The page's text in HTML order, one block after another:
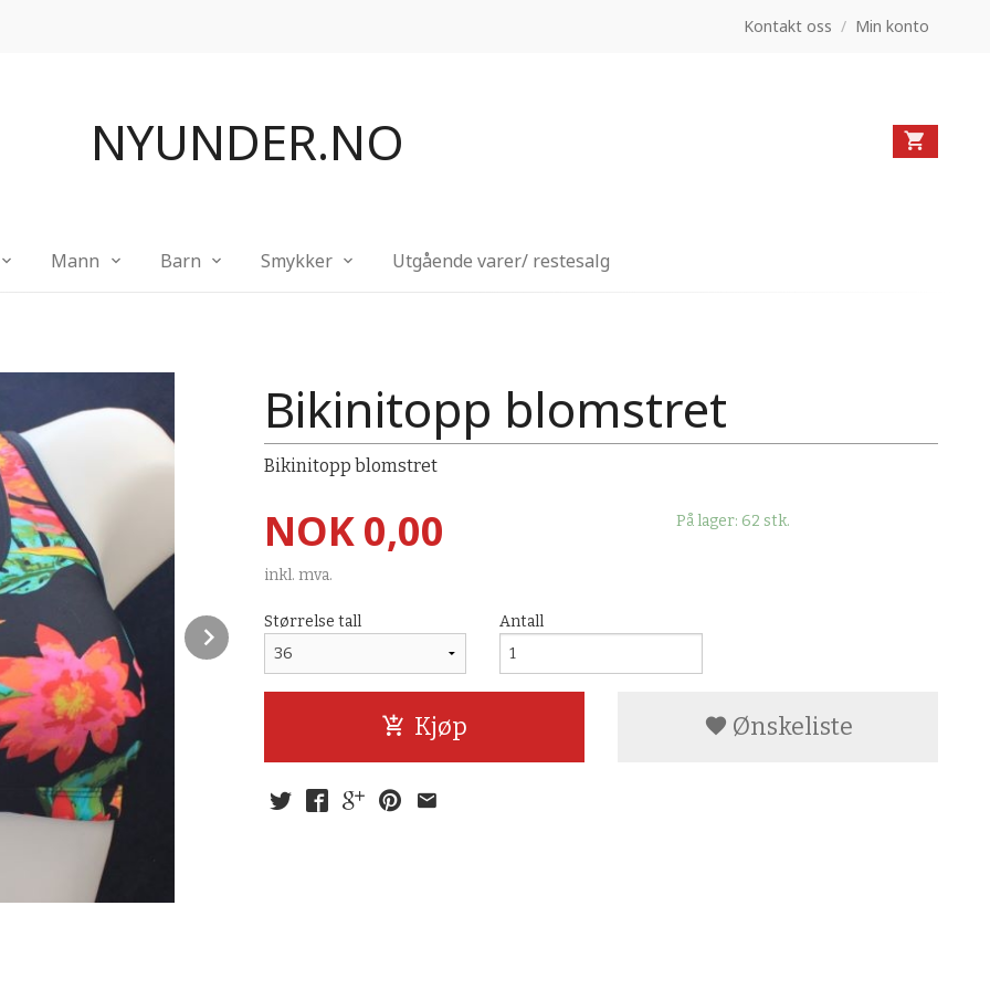
Kontakt oss / Min konto
NYUNDER.NO
Mann Barn Smykker Utgående varer/ restesalg
Next
Bikinitopp blomstret
Bikinitopp blomstret
Pris
NOK0,00
inkl. mva.
På lager: 62 stk.
Størrelse tall Antall
Kjøp Ønskeliste